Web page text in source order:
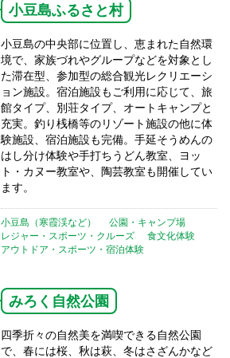
小豆島ふるさと村
小豆島の中央部に位置し、恵まれた自然環
境で、家族づれやグループなどを対象とし
た滞在型、参加型の総合観光レクリエーシ
ョン施設。宿泊施設もご利用に応じて、旅
館タイプ、別荘タイプ、オートキャンプと
充実。釣り桟橋等のリゾート施設の他に体
験施設、宿泊施設も完備。手延そうめんの
はし分け体験や手打ちうどん教室、ヨッ
ト・カヌー教室や、陶芸教室も開催してい
ます。
小豆島（寒霞渓など）
公園・キャンプ場
レジャー・スポーツ・クルーズ
食文化体験
アウトドア・スポーツ・宿泊体験
みろく自然公園
四季折々の自然美を満喫できる自然公園
で、春には桜、秋は萩、冬はさざんかなど